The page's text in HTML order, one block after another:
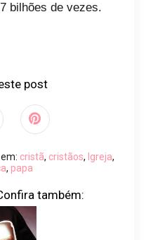
bilhões de vezes.
post
cristã, cristãos, Igreja,
, papa
também: